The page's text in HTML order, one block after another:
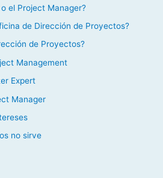
el Project Manager?
de Dirección de Proyectos?
de Proyectos?
Management
Expert
Manager
no sirve